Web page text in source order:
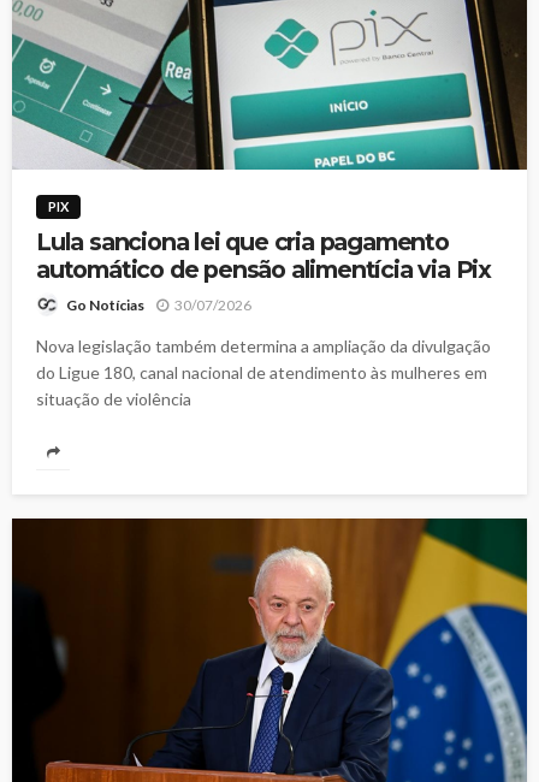
PIX
Lula sanciona lei que cria pagamento
automático de pensão alimentícia via Pix
Go Notícias 30/07/2026
Nova legislação também determina a ampliação da divulgação
do Ligue 180, canal nacional de atendimento às mulheres em
situação de violência